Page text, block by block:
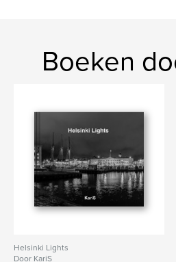
Boeken
Helsinki Lights
Door KariS